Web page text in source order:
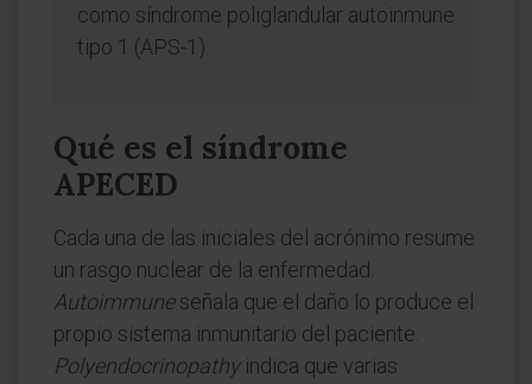
como síndrome poliglandular autoinmune
tipo 1 (APS-1).
Qué es el síndrome
APECED
Cada una de las iniciales del acrónimo resume
un rasgo nuclear de la enfermedad.
Autoimmuneseñala que el daño lo produce el
propio sistema inmunitario del paciente.
Polyendocrinopathyindica que varias